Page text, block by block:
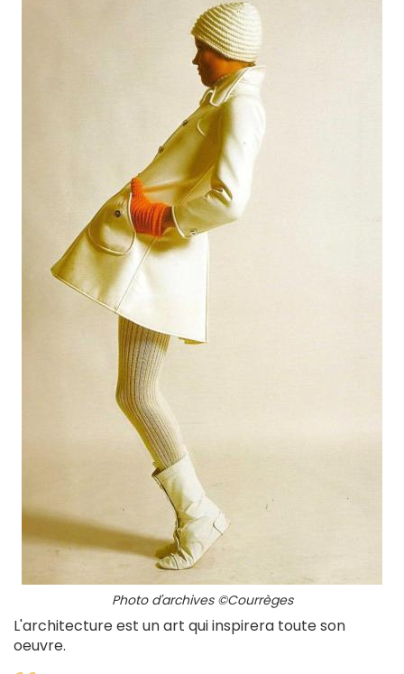
Photo d'archives ©Courrèges
L'architecture est un art qui inspirera toute son
oeuvre.